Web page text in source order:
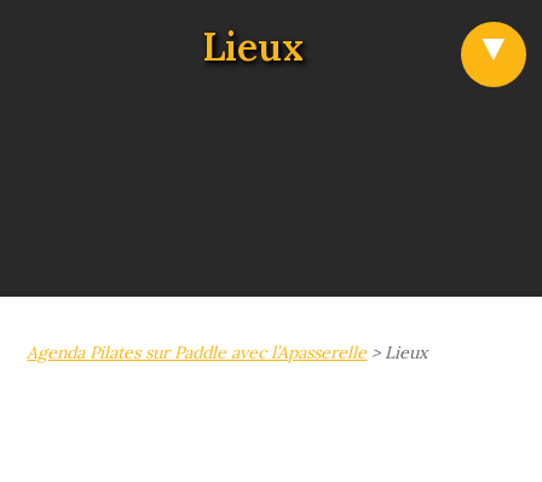
Lieux
Agenda Pilates sur Paddle avec l’Apasserelle > Lieux